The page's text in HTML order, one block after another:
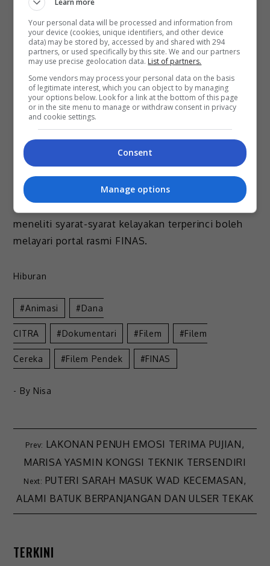
ditutup secara rasmi.
Sehubungan dengan itu, FINAS berharap semua
penggiat seni dan syarikat penerbitan tempatan
yang berkelayakan agar segera mengambil peluang
keemasan ini bagi merealisasikan projek perfileman
mereka yang berpotensi.
Segala urusan penyerahan kertas cadangan dan
permohonan lengkap boleh dilakukan sepenuhnya
secara dalam talian demi kemudahan para
pemohon.
Penggiat industri yang berminat serta ingin
meneliti syarat-syarat kelayakan terperinci boleh
melayari portal rasmi FINAS.
Hiburan
Animasi Dana
CITRA Dokumentari Filem Filem
Cereka Filem Pendek FINAS
- By Nisa
LAKONAN PENUH EMOSI TERIMA PUJIAN,
MARISA YASMIN KONGSI TEKNIK TERSENDIRI
PUTERI SARAH MASUK WAD KECEMASAN,
ALAMI BATUK BERPANJANGAN DAN ULSER TEKAK
TERKINI
Learn more
Your personal data will be processed and information from
your device (cookies, unique identifiers, and other device
data) may be stored by, accessed by and shared with 294
partners, or used specifically by this site. We and our partners
may use precise geolocation data. List of partners.
Some vendors may process your personal data on the basis
of legitimate interest, which you can object to by managing
your options below. Look for a link at the bottom of this page
or in the site menu to manage or withdraw consent in privacy
and cookie settings.
Consent
Manage options